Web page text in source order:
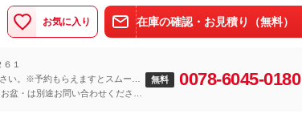
お気に入り 在庫の確認・お見積り（無料）
１
い。※予約もらえますとスムーズ
盆・は別途お問い合わせくださ
無料 0078-6045-0180